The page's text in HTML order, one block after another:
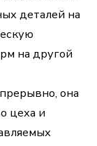
деталей на
на другой
она
цеха и